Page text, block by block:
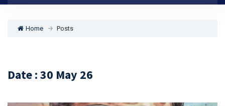
Home Posts
Date : 30 May 26